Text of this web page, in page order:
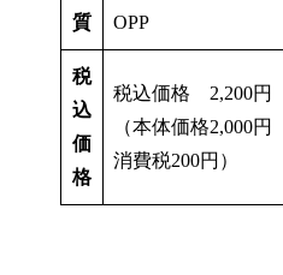
質
OPP
税
込
価
格
税込価格 2,200円
（本体価格2,000円
消費税200円）